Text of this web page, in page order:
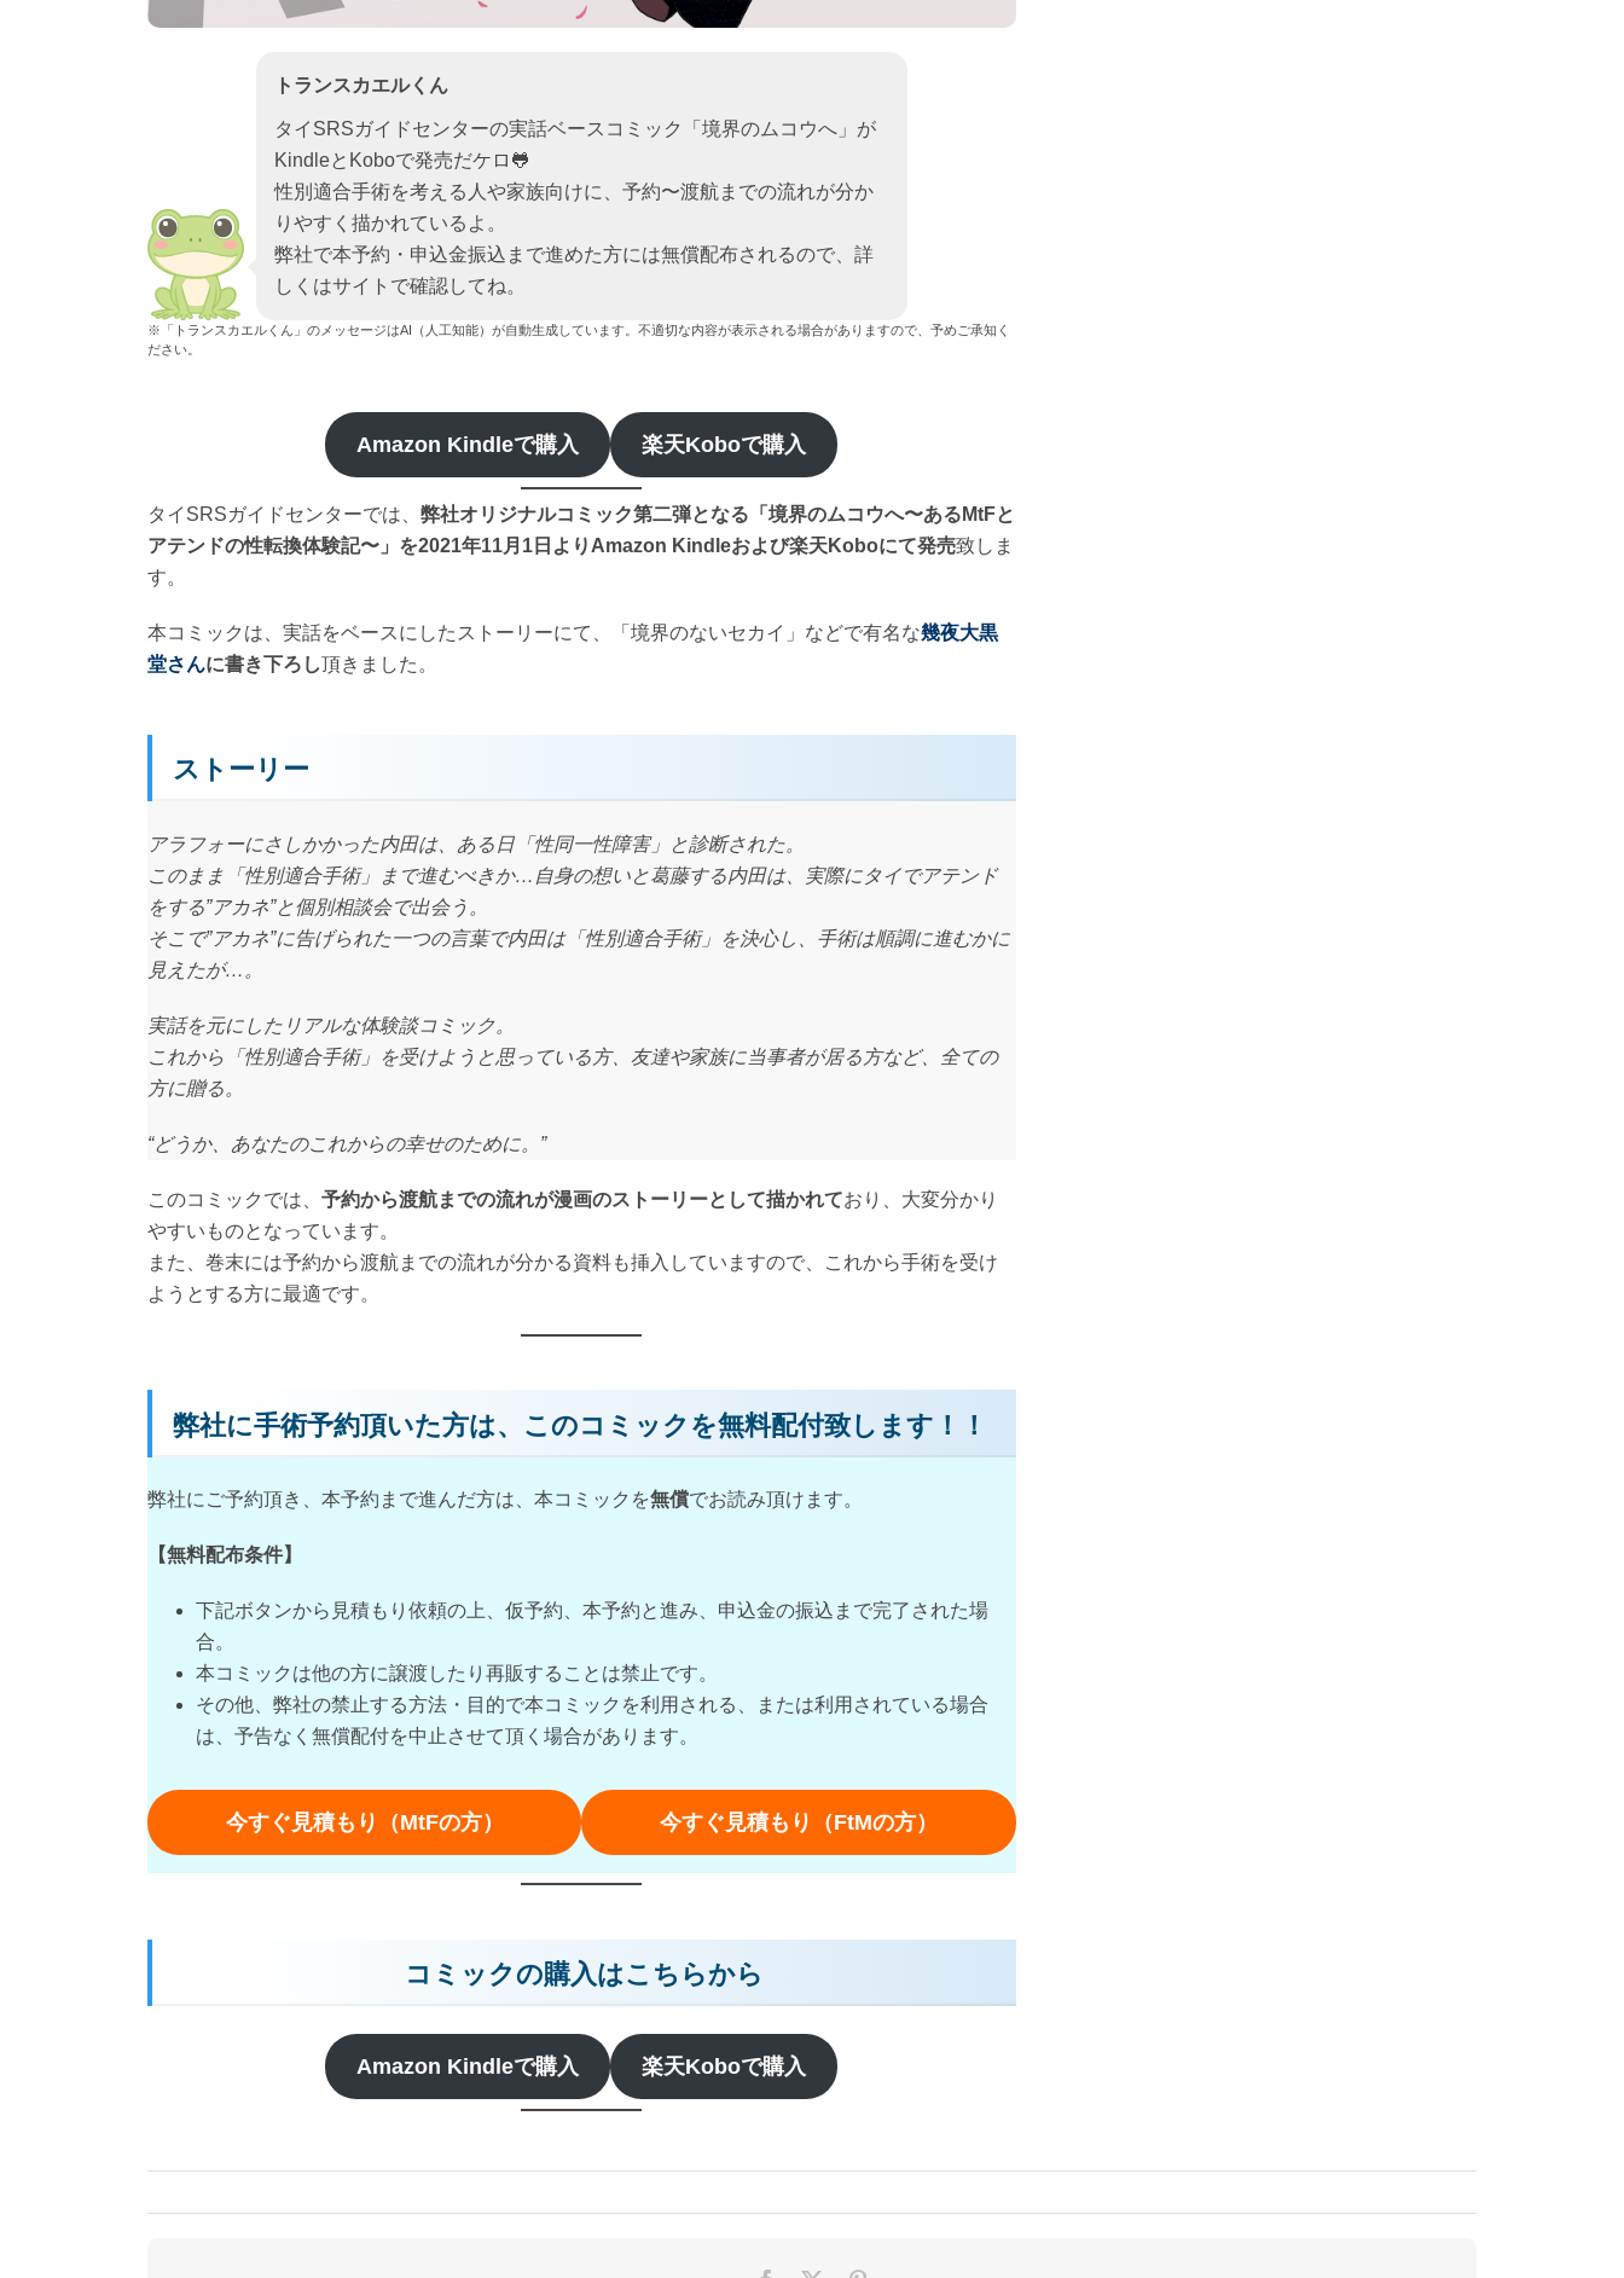
トランスカエルくん
タイSRSガイドセンターの実話ベースコミック「境界のムコウへ」が
KindleとKoboで発売だケロ🐸
性別適合手術を考える人や家族向けに、予約〜渡航までの流れが分か
りやすく描かれているよ。
弊社で本予約・申込金振込まで進めた方には無償配布されるので、詳
しくはサイトで確認してね。
※「トランスカエルくん」のメッセージはAI（人工知能）が自動生成しています。不適切な内容が表示される場合がありますので、予めご承知く
ださい。
Amazon Kindleで購入 楽天Koboで購入
タイSRSガイドセンターでは、 弊社オリジナルコミック第二弾となる「境界のムコウへ〜あるMtFと
アテンドの性転換体験記〜」を2021年11月1日よりAmazon Kindleおよび楽天Koboにて発売致しま
す。
本コミックは、実話をベースにしたストーリーにて、「境界のないセカイ」などで有名な幾夜大黒
堂さんに書き下ろし頂きました。
ストーリー
アラフォーにさしかかった内田は、ある日「性同一性障害」と診断された。
このまま「性別適合手術」まで進むべきか…自身の想いと葛藤する内田は、実際にタイでアテンド
をする”アカネ”と個別相談会で出会う。
そこで”アカネ”に告げられた一つの言葉で内田は「性別適合手術」を決心し、手術は順調に進むかに
見えたが…。
実話を元にしたリアルな体験談コミック。
これから「性別適合手術」を受けようと思っている方、友達や家族に当事者が居る方など、全ての
方に贈る。
“どうか、あなたのこれからの幸せのために。”
このコミックでは、 予約から渡航までの流れが漫画のストーリーとして描かれており、大変分かり
やすいものとなっています。
また、巻末には予約から渡航までの流れが分かる資料も挿入していますので、これから手術を受け
ようとする方に最適です。
弊社に手術予約頂いた方は、このコミックを無料配付致します！！
弊社にご予約頂き、本予約まで進んだ方は、本コミックを無償でお読み頂けます。
【無料配布条件】
下記ボタンから見積もり依頼の上、仮予約、本予約と進み、申込金の振込まで完了された場
合。
本コミックは他の方に譲渡したり再販することは禁止です。
その他、弊社の禁止する方法・目的で本コミックを利用される、または利用されている場合
は、予告なく無償配付を中止させて頂く場合があります。
今すぐ見積もり（MtFの方） 今すぐ見積もり（FtMの方）
コミックの購入はこちらから
Amazon Kindleで購入 楽天Koboで購入